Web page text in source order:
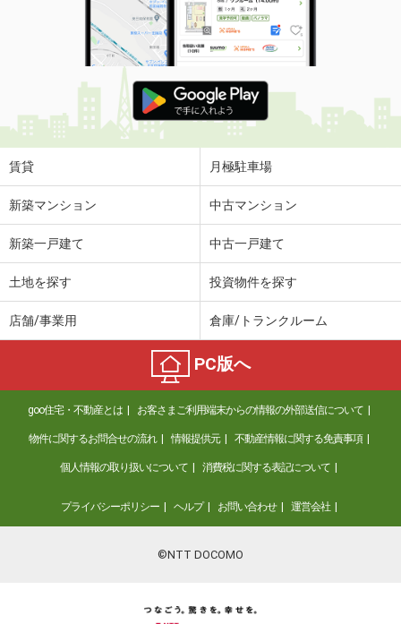
賃貸 月極駐車場
新築マンション 中古マンション
新築一戸建て 中古一戸建て
土地を探す 投資物件を探す
店舗/事業用 倉庫/トランクルーム
PC版へ
goo住宅・不動産とは お客さまご利用端末からの情報の外部送信について
物件に関するお問合せの流れ 情報提供元 不動産情報に関する免責事項
個人情報の取り扱いについて 消費税に関する表記について
プライバシーポリシー ヘルプ お問い合わせ 運営会社
©NTT DOCOMO